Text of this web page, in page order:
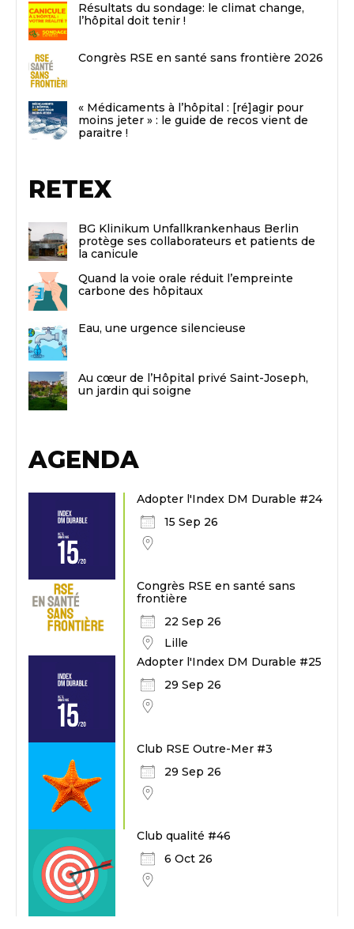
Résultats du sondage: le climat change,
l’hôpital doit tenir !
Congrès RSE en santé sans frontière 2026
« Médicaments à l’hôpital : [ré]agir pour
moins jeter » : le guide de recos vient de
paraitre !
RETEX
BG Klinikum Unfallkrankenhaus Berlin
protège ses collaborateurs et patients de
la canicule
Quand la voie orale réduit l’empreinte
carbone des hôpitaux
Eau, une urgence silencieuse
Au cœur de l’Hôpital privé Saint-Joseph,
un jardin qui soigne
AGENDA
Adopter l'Index DM Durable #24
15 Sep 26
Congrès RSE en santé sans
frontière
22 Sep 26
Lille
Adopter l'Index DM Durable #25
29 Sep 26
Club RSE Outre-Mer #3
29 Sep 26
Club qualité #46
6 Oct 26